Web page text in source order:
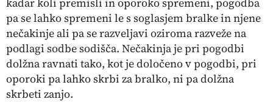
pa se lahko spremeni le s soglasjem bralke in njene
nečakinje ali pa se razveljavi oziroma razveže na
podlagi sodbe sodišča. Nečakinja je pri pogodbi
dolžna ravnati tako, kot je določeno v pogodbi, pri
oporoki pa lahko skrbi za bralko, ni pa dolžna
skrbeti zanjo.